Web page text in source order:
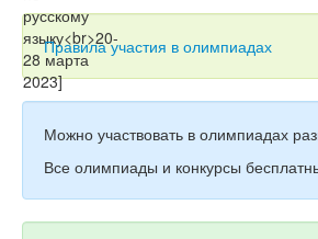
Книги
Игры
Правила участия в олимпиадах
Можно участвовать в олимпиадах
Все олимпиады и конкурсы